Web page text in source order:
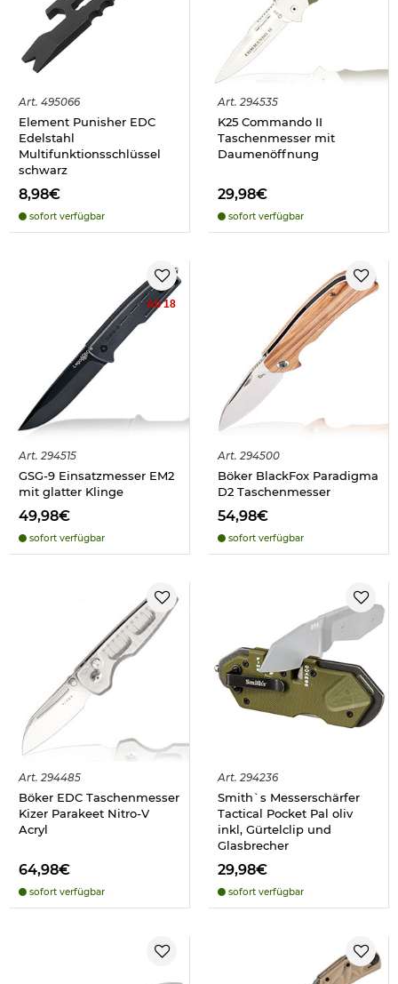
Art. 495066
Element Punisher EDC
Edelstahl
Multifunktionsschlüssel
schwarz
8,98€
sofort verfügbar
Art. 294535
K25 Commando II
Taschenmesser mit
Daumenöffnung
29,98€
sofort verfügbar
Ab 18
Art. 294515
GSG-9 Einsatzmesser EM2
mit glatter Klinge
49,98€
sofort verfügbar
Art. 294500
Böker BlackFox Paradigma
D2 Taschenmesser
54,98€
sofort verfügbar
Art. 294485
Böker EDC Taschenmesser
Kizer Parakeet Nitro-V
Acryl
64,98€
sofort verfügbar
Art. 294236
Smith`s Messerschärfer
Tactical Pocket Pal oliv
inkl, Gürtelclip und
Glasbrecher
29,98€
sofort verfügbar